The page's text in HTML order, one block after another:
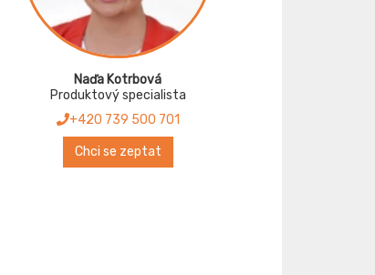
Naďa Kotrbová
Produktový specialista
+420 739 500 701
Chci se zeptat